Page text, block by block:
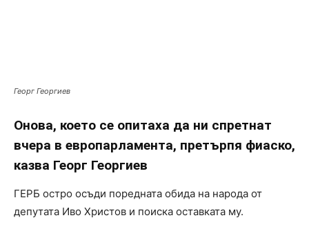
Георг Георгиев
Онова, което се опитаха да ни спретнат
вчера в европарламента, претърпя фиаско,
казва Георг Георгиев
ГЕРБ остро осъди поредната обида на народа от
депутата Иво Христов и поиска оставката му.